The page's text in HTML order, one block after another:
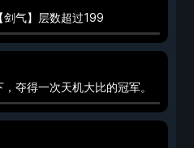
气】层数超过199
夺得一次天机大比的冠军。